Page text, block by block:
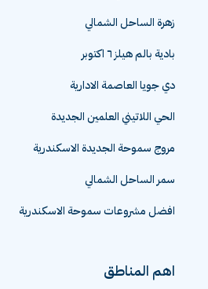
زهرة الساحل الشمالي
بادية بالم هيلز ٦ اكتوبر
دي جويا العاصمة الادارية
الحي اللاتيني العلمين الجديدة
مروج سموحة الجديدة الاسكندرية
سمر الساحل الشمالي
افضل مشروعات سموحة الاسكندرية
اهم المناطق